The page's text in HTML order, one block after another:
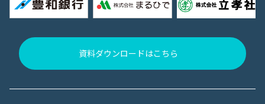
資料ダウンロードはこちら